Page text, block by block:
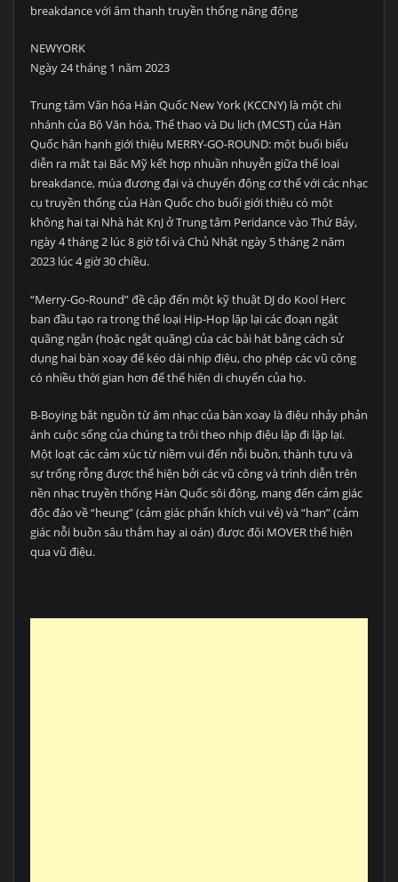
breakdance với âm thanh truyền thống năng động
NEWYORK
Ngày 24 tháng 1 năm 2023
Trung tâm Văn hóa Hàn Quốc New York (KCCNY) là một chi
nhánh của Bộ Văn hóa, Thể thao và Du lịch (MCST) của Hàn
Quốc hân hạnh giới thiệu MERRY-GO-ROUND: một buổi biểu
diễn ra mắt tại Bắc Mỹ kết hợp nhuần nhuyễn giữa thể loại
breakdance, múa đương đại và chuyển động cơ thể với các nhạc
cụ truyền thống của Hàn Quốc cho buổi giới thiệu có một
không hai tại Nhà hát KnJ ở Trung tâm Peridance vào Thứ Bảy,
ngày 4 tháng 2 lúc 8 giờ tối và Chủ Nhật ngày 5 tháng 2 năm
2023 lúc 4 giờ 30 chiều.
“Merry-Go-Round” đề cập đến một kỹ thuật DJ do Kool Herc
ban đầu tạo ra trong thể loại Hip-Hop lặp lại các đoạn ngắt
quãng ngắn (hoặc ngắt quãng) của các bài hát bằng cách sử
dụng hai bàn xoay để kéo dài nhịp điệu, cho phép các vũ công
có nhiều thời gian hơn để thể hiện di chuyển của họ.
B-Boying bắt nguồn từ âm nhạc của bàn xoay là điệu nhảy phản
ánh cuộc sống của chúng ta trôi theo nhịp điệu lặp đi lặp lại.
Một loạt các cảm xúc từ niềm vui đến nỗi buồn, thành tựu và
sự trống rỗng được thể hiện bởi các vũ công và trình diễn trên
nền nhạc truyền thống Hàn Quốc sôi động, mang đến cảm giác
độc đáo về “heung” (cảm giác phấn khích vui vẻ) và “han” (cảm
giác nỗi buồn sâu thẳm hay ai oán) được đội MOVER thể hiện
qua vũ điệu.